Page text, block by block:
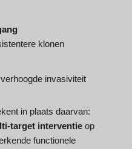
klonen
invasiviteit
in plaats daarvan:
target interventie op
functionele